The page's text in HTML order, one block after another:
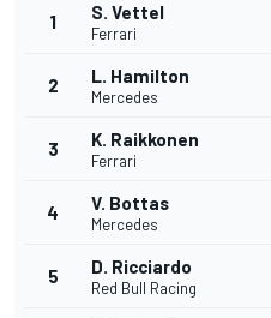
1 S. Vettel
Ferrari
2 L. Hamilton
Mercedes
3 K. Raikkonen
Ferrari
4 V. Bottas
Mercedes
5 D. Ricciardo
Red Bull Racing